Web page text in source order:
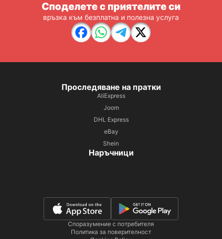
Споделете с приятелите си
връзка към безплатна и полезна услуга
Проследяване на пратки
AliExpress
Joom
DHL Express
eBay
Shein
Наръчници
Споразумение с потребителя
Политика за поверителност